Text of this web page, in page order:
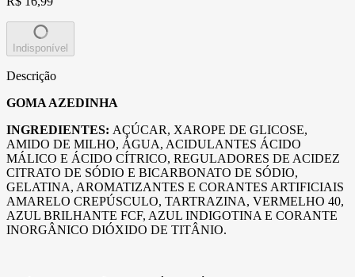
Indisponível
Descrição
GOMA AZEDINHA
INGREDIENTES: AÇÚCAR, XAROPE DE GLICOSE,
AMIDO DE MILHO, ÁGUA, ACIDULANTES ÁCIDO
MÁLICO E ÁCIDO CÍTRICO, REGULADORES DE ACIDEZ
CITRATO DE SÓDIO E BICARBONATO DE SÓDIO,
GELATINA, AROMATIZANTES E CORANTES ARTIFICIAIS
AMARELO CREPÚSCULO, TARTRAZINA, VERMELHO 40,
AZUL BRILHANTE FCF, AZUL INDIGOTINA E CORANTE
INORGÂNICO DIÓXIDO DE TITÂNIO.